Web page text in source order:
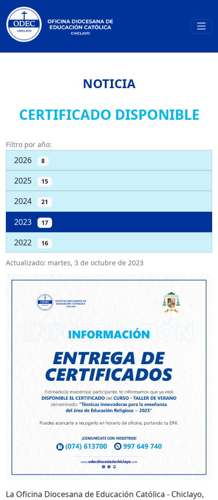
NOTICIA
CERTIFICADO DISPONIBLE
Filtro por año:
2026 8
2025 15
2024 21
2023 17
2022 16
Actualizado: martes, 3 de octubre de 2023
La Oficina Diocesana de Educación Católica - Chiclayo,